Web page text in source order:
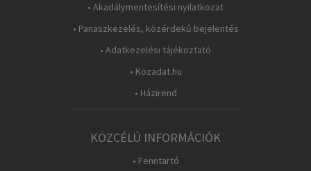
• Akadálymentesítési nyilatkozat
• Panaszkezelés, közérdekű bejelentés
• Adatkezelési tájékoztató
• Közadat.hu
• Házirend
KÖZCÉLÚ INFORMÁCIÓK
• Fenntartó